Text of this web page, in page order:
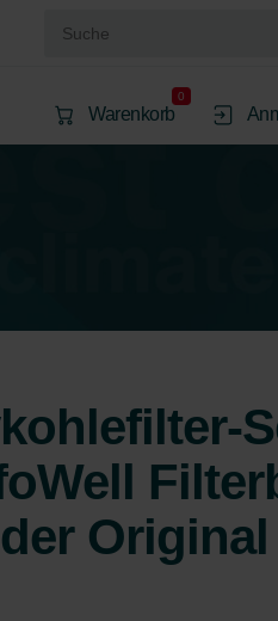
Warenkorb
0
Original